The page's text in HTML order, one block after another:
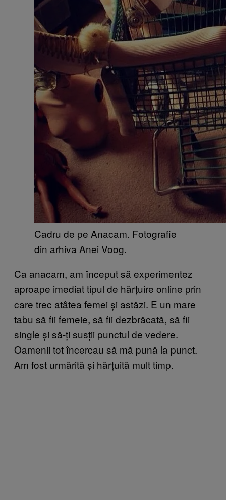
Cadru de pe Anacam. Fotografie
din arhiva Anei Voog.
Ca anacam, am început să experimentez
aproape imediat tipul de hărțuire online prin
care trec atâtea femei și astăzi. E un mare
tabu să fii femeie, să fii dezbrăcată, să fii
single și să-ți susții punctul de vedere.
Oamenii tot încercau să mă pună la punct.
Am fost urmărită și hărțuită mult timp.